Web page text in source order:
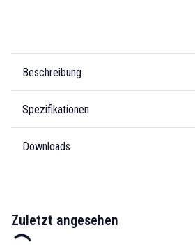
Beschreibung
Spezifikationen
Downloads
Zuletzt angesehen